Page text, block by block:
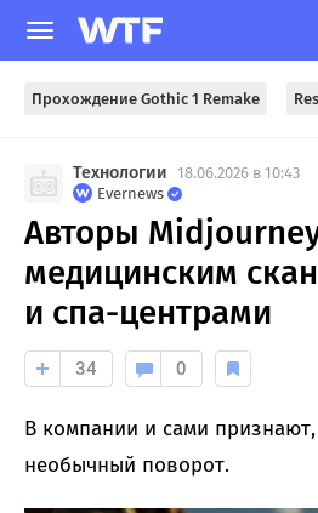
Прохождение Gothic 1 Remake
Технологии
18.06.2026 в 10:43
Evernews
Авторы
медицинским
и спа-центрами
34 0
В компании и сами
необычный поворот.